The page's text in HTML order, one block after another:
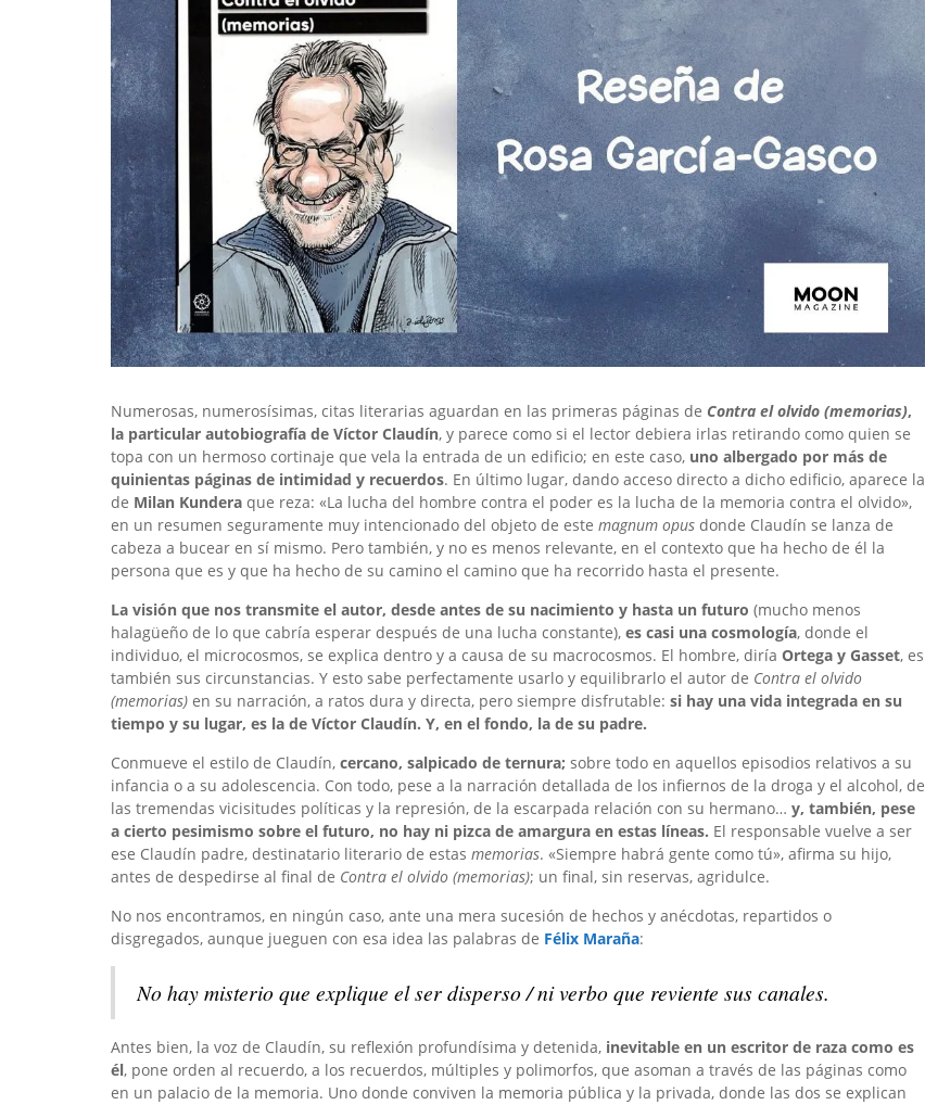
Numerosas, numerosísimas, citas literarias aguardan en las primeras páginas de Contra el olvido (memorias),
la particular autobiografía de Víctor Claudín, y parece como si el lector debiera irlas retirando como quien se
topa con un hermoso cortinaje que vela la entrada de un edificio; en este caso, uno albergado por más de
quinientas páginas de intimidad y recuerdos. En último lugar, dando acceso directo a dicho edificio, aparece la
de Milan Kundera que reza: «La lucha del hombre contra el poder es la lucha de la memoria contra el olvido»,
en un resumen seguramente muy intencionado del objeto de este magnum opus donde Claudín se lanza de
cabeza a bucear en sí mismo. Pero también, y no es menos relevante, en el contexto que ha hecho de él la
persona que es y que ha hecho de su camino el camino que ha recorrido hasta el presente.
La visión que nos transmite el autor, desde antes de su nacimiento y hasta un futuro (mucho menos
halagüeño de lo que cabría esperar después de una lucha constante), es casi una cosmología, donde el
individuo, el microcosmos, se explica dentro y a causa de su macrocosmos. El hombre, diría Ortega y Gasset, es
también sus circunstancias. Y esto sabe perfectamente usarlo y equilibrarlo el autor de Contra el olvido
(memorias) en su narración, a ratos dura y directa, pero siempre disfrutable: si hay una vida integrada en su
tiempo y su lugar, es la de Víctor Claudín. Y, en el fondo, la de su padre.
Conmueve el estilo de Claudín, cercano, salpicado de ternura; sobre todo en aquellos episodios relativos a su
infancia o a su adolescencia. Con todo, pese a la narración detallada de los infiernos de la droga y el alcohol, de
las tremendas vicisitudes políticas y la represión, de la escarpada relación con su hermano… y, también, pese
a cierto pesimismo sobre el futuro, no hay ni pizca de amargura en estas líneas. El responsable vuelve a ser
ese Claudín padre, destinatario literario de estas memorias. «Siempre habrá gente como tú», afirma su hijo,
antes de despedirse al final de Contra el olvido (memorias); un final, sin reservas, agridulce.
No nos encontramos, en ningún caso, ante una mera sucesión de hechos y anécdotas, repartidos o
disgregados, aunque jueguen con esa idea las palabras de Félix Maraña:
No hay misterio que explique el ser disperso / ni verbo que reviente sus canales.
Antes bien, la voz de Claudín, su reflexión profundísima y detenida, inevitable en un escritor de raza como es
él, pone orden al recuerdo, a los recuerdos, múltiples y polimorfos, que asoman a través de las páginas como
en un palacio de la memoria. Uno donde conviven la memoria pública y la privada, donde las dos se explican